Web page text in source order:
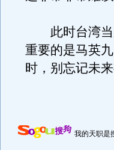
此时台湾当
重要的是马英
时，别忘记未
我的天职是